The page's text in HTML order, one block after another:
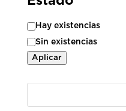
Estado
Hay existencias
Sin existencias
Aplicar